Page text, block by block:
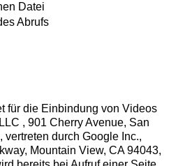
Datei
Abrufs
für die Einbindung von Videos
, 901 Cherry Avenue, San
vertreten durch Google Inc.,
Mountain View, CA 94043,